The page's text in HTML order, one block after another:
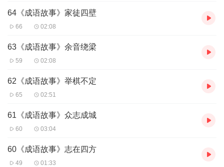
64《成语故事》家徒四壁
66 02:08
63《成语故事》余音绕梁
59 02:08
62《成语故事》举棋不定
65 02:51
61《成语故事》众志成城
60 03:04
60《成语故事》志在四方
49 01:33